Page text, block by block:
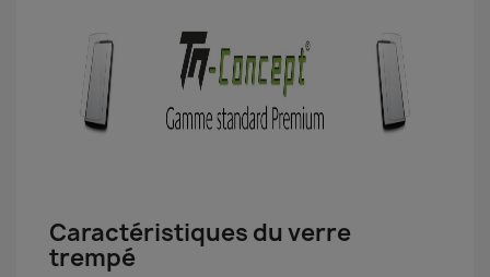
Caractéristiques du verre
trempé